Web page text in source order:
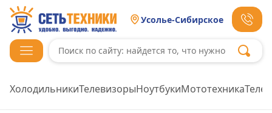
Усолье-Сибирское
ХолодильникиТелевизорыНоутбукиМототехника